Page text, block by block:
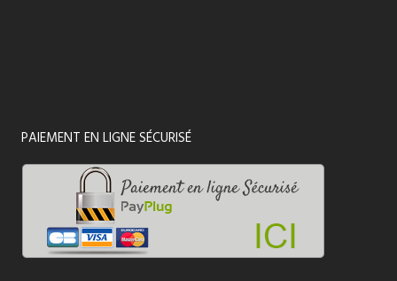
PAIEMENT EN LIGNE SÉCURISÉ